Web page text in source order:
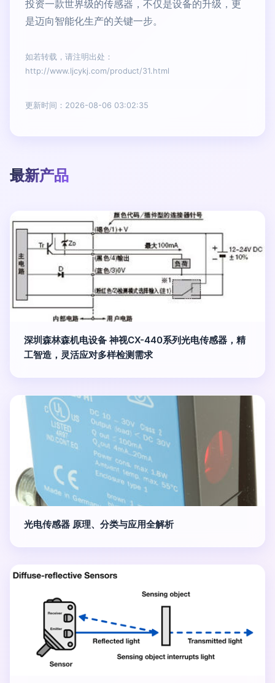
投资一款世界级的传感器，不仅是设备的升级，更
是迈向智能化生产的关键一步。
如若转载，请注明出处：
http://www.ljcykj.com/product/31.html
更新时间：2026-08-06 03:02:35
最新产品
深圳森林森机电设备 神视CX-440系列光电传感器，精
工智造，灵活应对多样检测需求
光电传感器 原理、分类与应用全解析